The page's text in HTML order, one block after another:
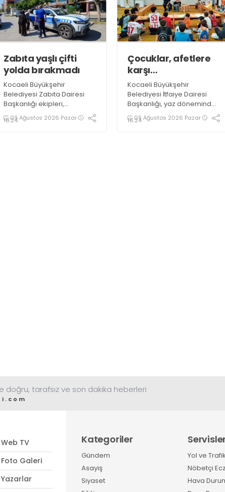
parçalı bulutlu ve güneşli
hava ihtimali öne çıkıyor
Zabıta yaşlı çifti
yolda bırakmadı
Kocaeli Büyükşehir
Belediyesi Zabıta Dairesi
Başkanlığı ekipleri,
Belçika’dan geldiği
öğrenilen yaşlı bir çiftin
09 Ağustos 2026 Pazar
16:24
Çocuklar, afetlere
karşı
bilinçlendiriliyor
Kocaeli Büyükşehir
Belediyesi İtfaiye Dairesi
Başkanlığı, yaz döneminde
Kur’an kurslarında ve yaz
kamplarında eğitim gören
09 Ağustos 2026 Pazar
16:24
doğru, tarafsız ve son dakika heberleri
Web TV
Foto Galeri
Yazarlar
Kategoriler
Gündem
Asayiş
Siyaset
Yol ve
Nöbetçi
Hava